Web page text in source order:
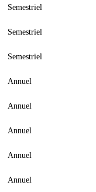
Semestriel
Semestriel
Semestriel
Annuel
Annuel
Annuel
Annuel
Annuel